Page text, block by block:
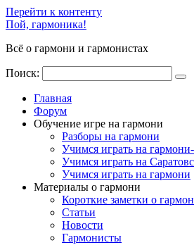
Перейти к контенту
Пой, гармоника!
Всё о гармони и гармонистах
Поиск:
Главная
Форум
Обучение игре на гармони
Разборы на гармони
Учимся играть на
Учимся играть на
Учимся играть на гармони
Материалы о гармони
Короткие заметки о
Cтатьи
Новости
Гармонисты